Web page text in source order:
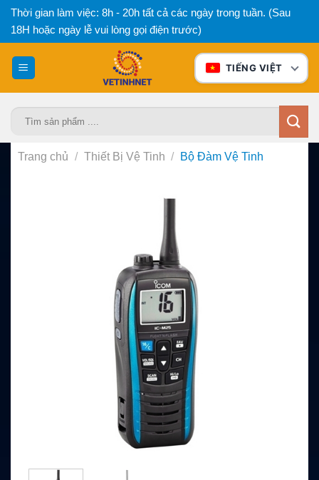
Bỏ
qua
nội
dung
Thời gian làm việc: 8h - 20h tất cả các ngày trong tuần. (Sau
18H hoặc ngày lễ vui lòng gọi điện trước)
TIẾNG VIỆT
Trang chủ / Thiết Bị Vệ Tinh / Bộ Đàm Vệ Tinh